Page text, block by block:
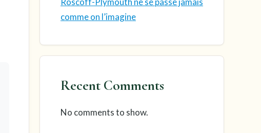
comme on l’imagine
Recent Comments
No comments to show.